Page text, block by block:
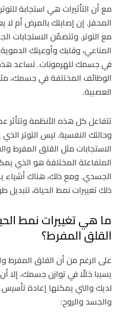
مع أن التأثيرات هي استجابة
المحفز. إن إصابتك بالمرض أم
مع التوتر. وتتضمّن الاستجابات
المناعي، وقلبك وأوعيتك
في جسمك للهرمونات. تساعد
الوظائف المختلفة في جسمك،
العصبية.
تتفاعل كل هذه الأنظمة وتتأثر
وحالتك النفسية. ليس التوتر
الاستجابات مثل القلق المفرط
المتفاعلة المختلفة هو الذي
الجسدي. ومع ذلك، هناك أشياء
ذلك تغييرات نمط الحياة، لتبديل
ما هي تغييرات نمط
القلق المفرط؟
على الرغم من أن القلق المفرط
يسببا خللًا في توازن جسمك، إلا
لديك والتي يمكنها إعادة
والجسد والروح: